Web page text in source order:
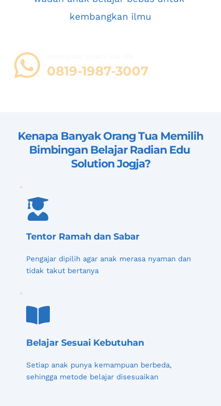
kembangkan ilmu
0819-1987-3007
Kenapa Banyak Orang Tua Memilih
Bimbingan Belajar Radian Edu
Solution Jogja?
Tentor Ramah dan Sabar
Pengajar dipilih agar anak merasa nyaman dan
tidak takut bertanya
Belajar Sesuai Kebutuhan
Setiap anak punya kemampuan berbeda,
sehingga metode belajar disesuaikan